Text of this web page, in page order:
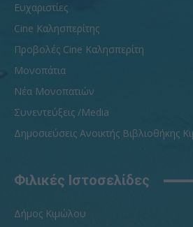
Ευχαριστίες
Cine Καλησπερίτης
Προβολές Cine Καλησπερίτη
Μονοπάτια
Νέα Μονοπατιών
Συνεντεύξεις /Media
Δημοσιεύσεις Ανοικτής Βιβλιοθήκης
Φιλικές Ιστοσελίδες
Δήμος Κιμώλου